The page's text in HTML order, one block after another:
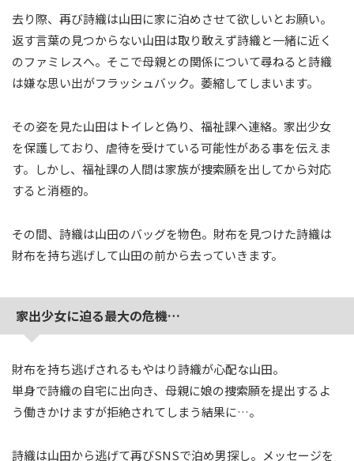
去り際、再び詩織は山田に家に泊めさせて欲しいとお願い。
返す言葉の見つからない山田は取り敢えず詩織と一緒に近く
のファミレスへ。そこで母親との関係について尋ねると詩織
は嫌な思い出がフラッシュバック。萎縮してしまいます。
その姿を見た山田はトイレと偽り、福祉課へ連絡。家出少女
を保護しており、虐待を受けている可能性がある事を伝えま
す。しかし、福祉課の人間は家族が捜索願を出してから対応
すると消極的。
その間、詩織は山田のバッグを物色。財布を見つけた詩織は
財布を持ち逃げして山田の前から去っていきます。
家出少女に迫る最大の危機…
財布を持ち逃げされるもやはり詩織が心配な山田。
単身で詩織の自宅に出向き、母親に娘の捜索願を提出するよ
う働きかけますが拒絶されてしまう結果に…。
詩織は山田から逃げて再びSNSで泊め男探し。メッセージを